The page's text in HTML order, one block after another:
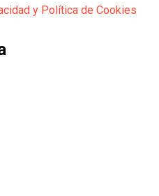
y Política de Cookies